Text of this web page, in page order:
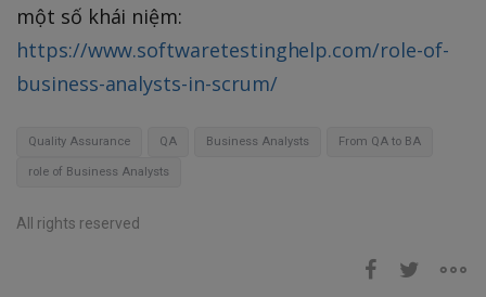
một số khái niệm:
https://www.softwaretestinghelp.com/role-of-
business-analysts-in-scrum/
Quality Assurance QA Business Analysts From QA to BA
role of Business Analysts
All rights reserved